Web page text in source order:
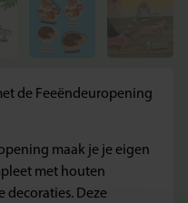
de Feeëndeuropening
maak je je eigen
met houten
decoraties. Deze